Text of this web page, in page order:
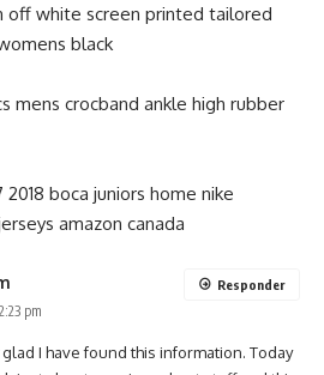
off white screen printed tailored
black
mens crocband ankle high rubber
2018 boca juniors home nike
amazon canada
pm
glad I have found this information. Today
Responder